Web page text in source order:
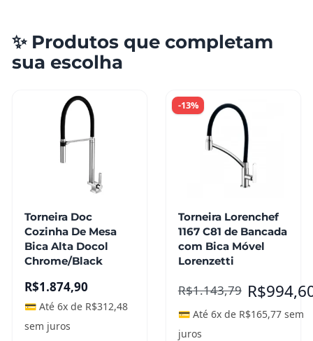
✨ Produtos que completam
sua escolha
Torneira Doc
Cozinha De Mesa
Bica Alta Docol
Chrome/Black
R$1.874,90
💳 Até 6x de R$312,48
sem juros
-13%
Torneira Lorenchef
1167 C81 de Bancada
com Bica Móvel
Lorenzetti
R$1.143,79 R$
💳 Até 6x de R$165,77sem
juros